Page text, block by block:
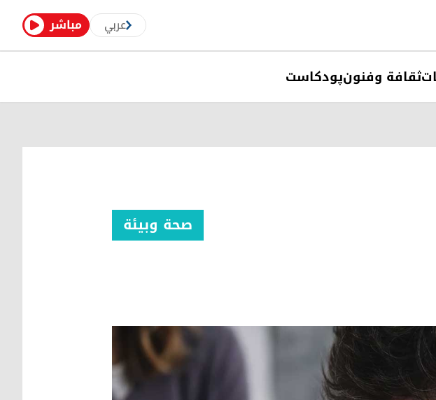
مباشر عربي
ثقافة وفنونپودکاست
صحة وبیئة